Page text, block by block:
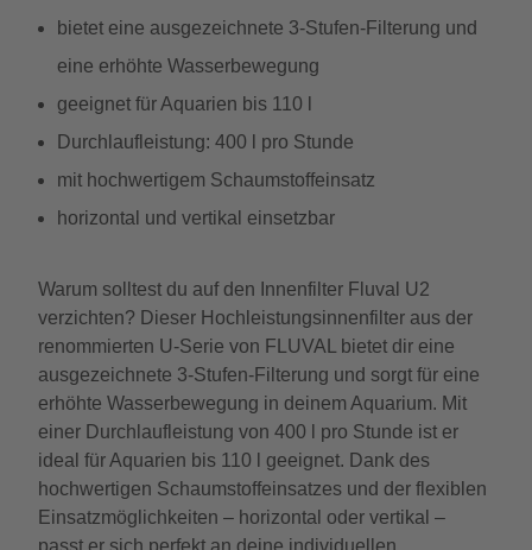
bietet eine ausgezeichnete 3-Stufen-Filterung und
eine erhöhte Wasserbewegung
geeignet für Aquarien bis 110 l
Durchlaufleistung: 400 l pro Stunde
mit hochwertigem Schaumstoffeinsatz
horizontal und vertikal einsetzbar
Warum solltest du auf den Innenfilter Fluval U2
verzichten? Dieser Hochleistungsinnenfilter aus der
renommierten U-Serie von FLUVAL bietet dir eine
ausgezeichnete 3-Stufen-Filterung und sorgt für eine
erhöhte Wasserbewegung in deinem Aquarium. Mit
einer Durchlaufleistung von 400 l pro Stunde ist er
ideal für Aquarien bis 110 l geeignet. Dank des
hochwertigen Schaumstoffeinsatzes und der flexiblen
Einsatzmöglichkeiten – horizontal oder vertikal –
passt er sich perfekt an deine individuellen